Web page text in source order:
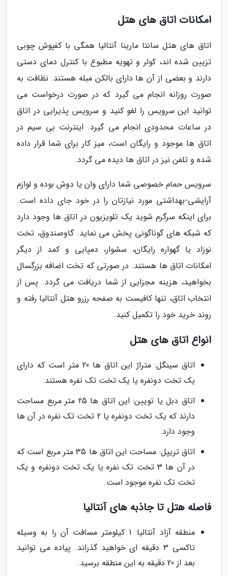
امکانات اتاق های هتل
اتاق های هتل سانتا مارینا آنتالیا همگی با کفپوش چوبی
تزیین شده اند، کولر و تهویه مطبوع با کنترل دمای دستی
دارند و بعضی از آن ها دارای بالکن مبله هستند. نظافت به
صورت روزانه انجام می گیرد که در صورت درخواست می
توانید این سرویس را لغو کنید و سرویس پذیرایی در اتاق
در ساعات محدودی انجام می گیرد. اینترنت بی سیم در
اتاق ها موجود و رایگان است، میز کار برای شما قرار داده
شده و تلفن نیز در اتاق ها دیده می گردد.
سرویس حمام خصوصی شما دارای وان یا دوش بوده و لوازم
آرایشی-بهداشتی مورد نیازتان را در خود جای داده است.
برای اینکه سرگرم شوید یک تلویزیون در اتاق ها وجود دارد
که شبکه های گوناگونی پخش می نماید. گاوصندوق، تخت
نوزاد یا گهواره رایگان، سشوار، دمپایی و کمد از دیگر
امکانات اتاق ها هستند. در صورتی که تخت اضافه بزرگسال
بخواهید، هزینه مجزایی از شما دریافت می گردد. پس از
انتخاب اتاق، تنها کافیست به صفحه رزرو هتل آنتالیا رفته و
روند خرید خود را تکمیل کنید.
انواع اتاق های هتل
اتاق سینگل: متراژ این اتاق ها 20 متر است که دارای
یک تخت دونفره یا یک تخت تک نفره هستند.
اتاق دبل یا تویین: این اتاق ها 25 متر مربع مساحت
دارند که یک تخت دونفره یا 2 تخت تک نفره در آن ها
وجود دارد.
اتاق تریپل: مساحت این اتاق ها 35 متر مربع است که
در آن ها 3 تخت تک نفره یا یک تخت دونفره و یک
تخت تک نفره موجود است.
فاصله هتل تا جاذبه های آنتالیا
منطقه آزاد آنتالیا: 1 کیلومتر مسافت آن را به وسیله
تاکسی 3 دقیقه ای خواهید گذراند. پیاده می توانید
بعد از 20 دقیقه به این منطقه برسید.